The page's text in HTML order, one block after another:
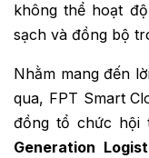
không thể hoạt
sạch và đồng bộ
Nhằm mang đến
qua, FPT Smart
đồng tổ chức hội
Generation